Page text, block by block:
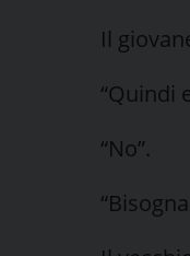
Il
“Quindi
“No”.